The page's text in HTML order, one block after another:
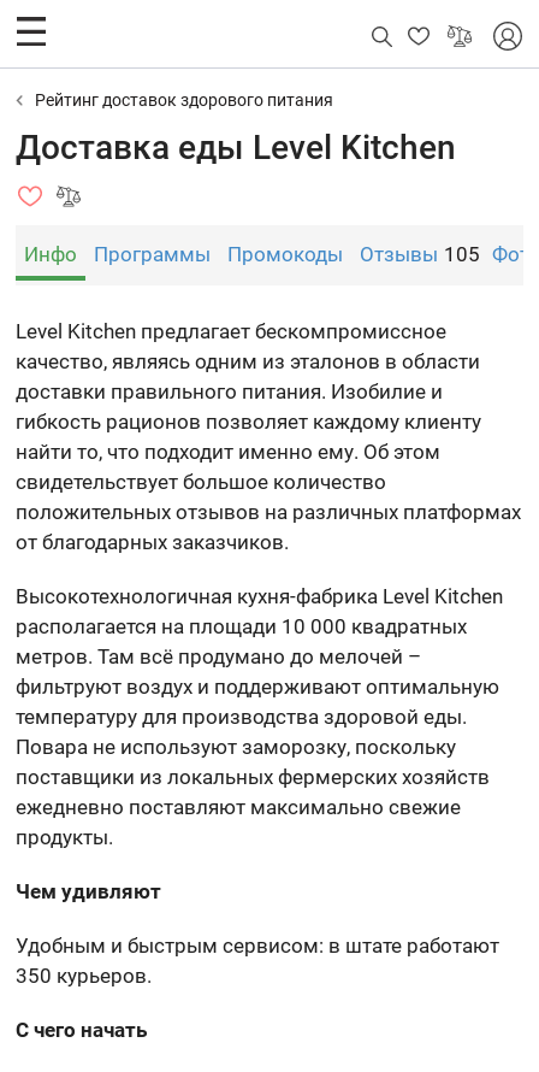
Рейтинг доставок здорового питания
Доставка еды Level Kitchen
Инфо Программы Промокоды Отзывы 105
Level Kitchen предлагает бескомпромиссное
качество, являясь одним из эталонов в области
доставки правильного питания. Изобилие и
гибкость рационов позволяет каждому клиенту
найти то, что подходит именно ему. Об этом
свидетельствует большое количество
положительных отзывов на различных платформах
от благодарных заказчиков.
Высокотехнологичная кухня-фабрика Level Kitchen
располагается на площади 10 000 квадратных
метров. Там всё продумано до мелочей –
фильтруют воздух и поддерживают оптимальную
температуру для производства здоровой еды.
Повара не используют заморозку, поскольку
поставщики из локальных фермерских хозяйств
ежедневно поставляют максимально свежие
продукты.
Чем удивляют
Удобным и быстрым сервисом: в штате работают
350 курьеров.
С чего начать